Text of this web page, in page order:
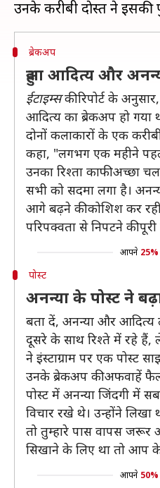
ब्रेकअप
हुआ आदित्य और
ईटाइम्सकी रिपोर्ट के
आदित्य का ब्रेकअप हो गया
दोनों कलाकारों के एक
कहा, "लगभग एक महीने
उनका रिश्ता काफी अच्छा
सभी को सदमा लगा है।
आगे बढ़ने की कोशिश कर
परिपक्वता से निपटने की
आपने 25%
पोस्ट
अनन्या के पोस्ट ने
बता दें, अनन्या और
दूसरे के साथ रिश्ते में रहे हैं,
ने इंस्टाग्राम पर एक पोस्ट
उनके ब्रेकअप की अफवाहें
पोस्ट में अनन्या जिंदगी में
विचार रखे थे। उन्होंने
तो तुम्हारे पास वापस
सिखाने के लिए था तो
आपने 50%